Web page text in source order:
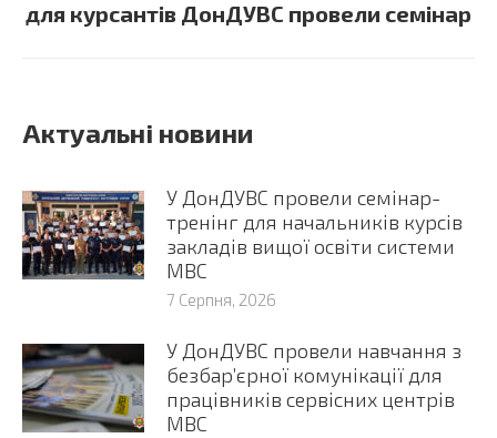
post:
для курсантів ДонДУВС провели семінар
Актуальні новини
У ДонДУВС провели семінар-
тренінг для начальників курсів
закладів вищої освіти системи
МВС
7 Серпня, 2026
У ДонДУВС провели навчання з
безбар’єрної комунікації для
працівників сервісних центрів
МВС